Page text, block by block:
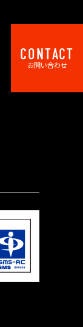
CONTACT
お問い合わせ